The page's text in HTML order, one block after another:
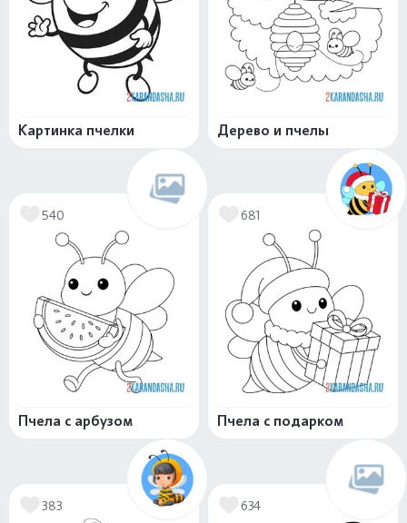
Картинка пчелки Дерево и пчелы
540
Пчела с арбузом
681
Пчела с подарком
383 634